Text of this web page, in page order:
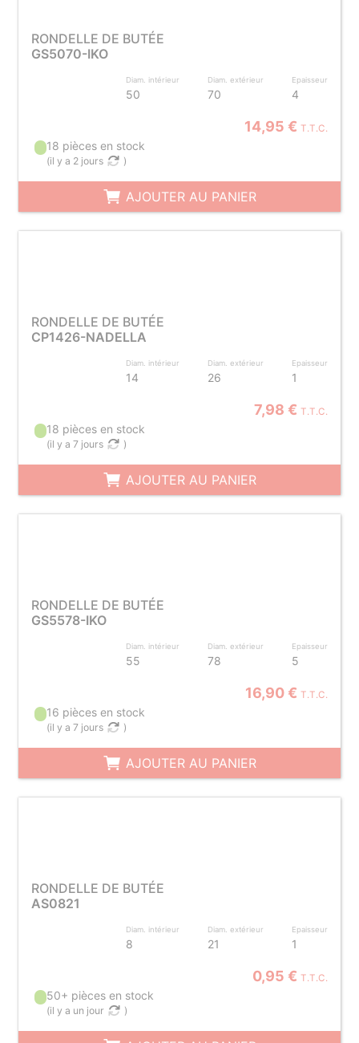
RONDELLE DE BUTÉE
GS5070-IKO
Diam. intérieur
50
Diam. extérieur
70
Epaisseur
4
14,95 € T.T.C.
18 pièces en stock
(il y a 2 jours )
AJOUTER AU PANIER
RONDELLE DE BUTÉE
CP1426-NADELLA
Diam. intérieur
14
Diam. extérieur
26
Epaisseur
1
7,98 € T.T.C.
18 pièces en stock
(il y a 7 jours )
AJOUTER AU PANIER
RONDELLE DE BUTÉE
GS5578-IKO
Diam. intérieur
55
Diam. extérieur
78
Epaisseur
5
16,90 € T.T.C.
16 pièces en stock
(il y a 7 jours )
AJOUTER AU PANIER
RONDELLE DE BUTÉE
AS0821
Diam. intérieur
8
Diam. extérieur
21
Epaisseur
1
0,95 € T.T.C.
50+ pièces en stock
(il y a un jour )